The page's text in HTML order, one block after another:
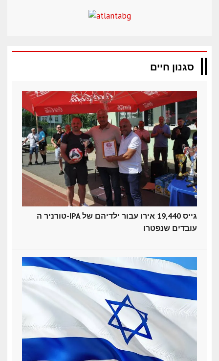
סגנון חיים
טורניר ה-IPA גייס 19,440 אירו עבור ילדיהם של
עובדים שנפטרו